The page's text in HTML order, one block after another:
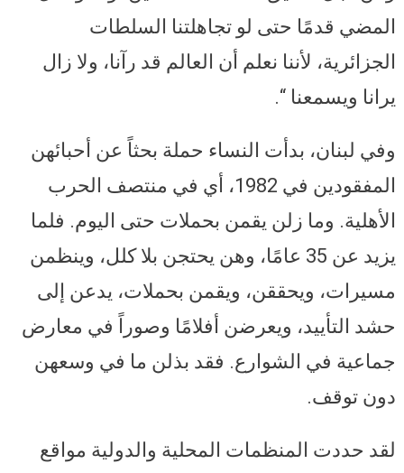
المضي قدمًا حتى لو تجاهلتنا السلطات
الجزائرية، لأننا نعلم أن العالم قد رآنا، ولا زال
يرانا ويسمعنا “.
وفي لبنان، بدأت النساء حملة بحثاً عن أحبائهن
المفقودين في 1982، أي في منتصف الحرب
الأهلية. وما زلن يقمن بحملات حتى اليوم. فلما
يزيد عن 35 عامًا، وهن يحتجن بلا كلل، وينظمن
مسيرات، ويحققن، ويقمن بحملات، يدعن إلى
حشد التأييد، ويعرضن أفلامًا وصوراً في معارض
جماعية في الشوارع. فقد بذلن ما في وسعهن
دون توقف.
لقد حددت المنظمات المحلية والدولية مواقع